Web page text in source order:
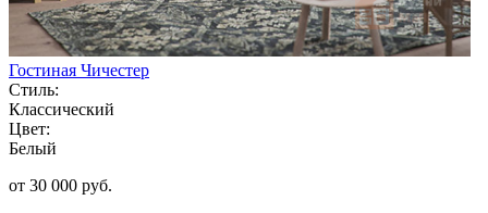
Гостиная Чичестер
Стиль:
Классический
Цвет:
Белый
от 30 000 руб.